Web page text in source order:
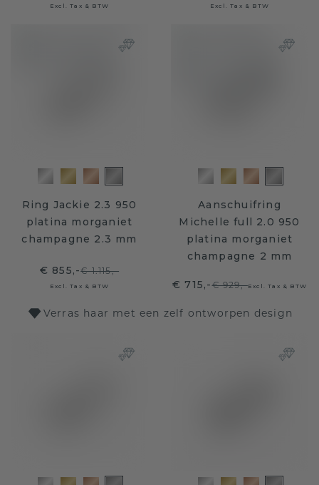
Excl. Tax & BTW Excl. Tax & BTW
Ring Jackie 2.3 950
platina morganiet
champagne 2.3 mm
€ 855,-€ 1.115,-
Excl. Tax & BTW
Aanschuifring
Michelle full 2.0 950
platina morganiet
champagne 2 mm
€ 715,-€ 929,-Excl. Tax & BTW
Verras haar met een zelf ontworpen design